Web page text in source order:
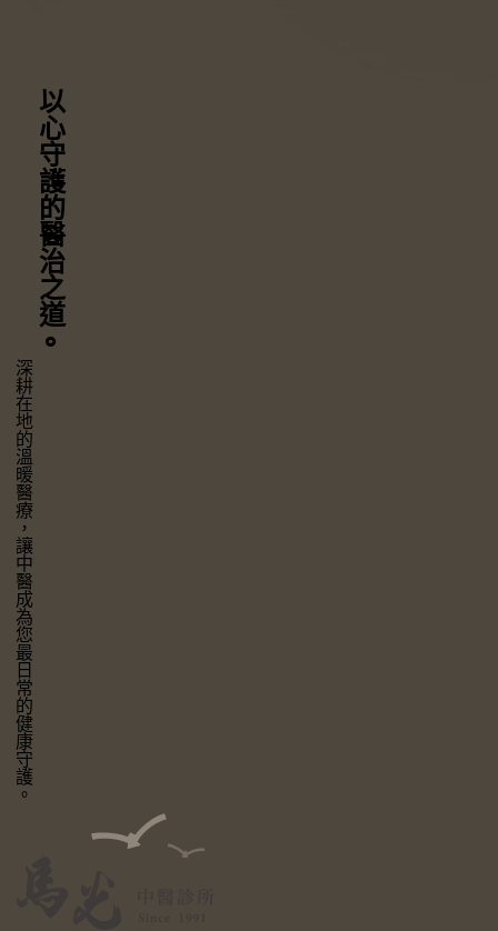
以心守護
的醫治之道
⚬
深耕在地的溫暖醫療，
讓中醫成為您最日常的健康守護。